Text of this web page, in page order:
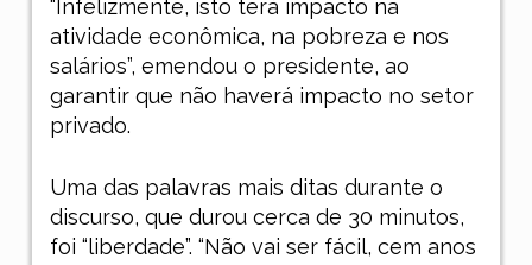
“Infelizmente, isto terá impacto na
atividade econômica, na pobreza e nos
salários”, emendou o presidente, ao
garantir que não haverá impacto no setor
privado.
Uma das palavras mais ditas durante o
discurso, que durou cerca de 30 minutos,
foi “liberdade”. “Não vai ser fácil, cem anos